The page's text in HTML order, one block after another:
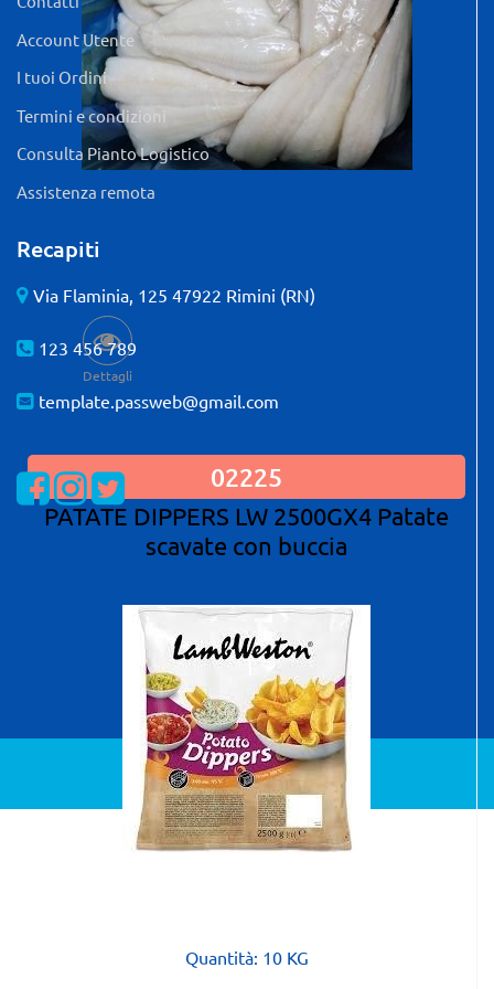
Dettagli
02225
PATATE DIPPERS LW 2500GX4 Patate
scavate con buccia
Quantità: 10 KG
Account Utente
I tuoi Ordini
Termini e condizioni
Consulta Pianto Logistico
Assistenza remota
Recapiti
Via Flaminia, 125 47922 Rimini (RN)
123 456 789
template.passweb@gmail.com
Visualizza la nostra pagina Facebook
Visualizza il nostro profilo Instagram
Visualizza il nostro profilo Twitter
Powered byPassepartout